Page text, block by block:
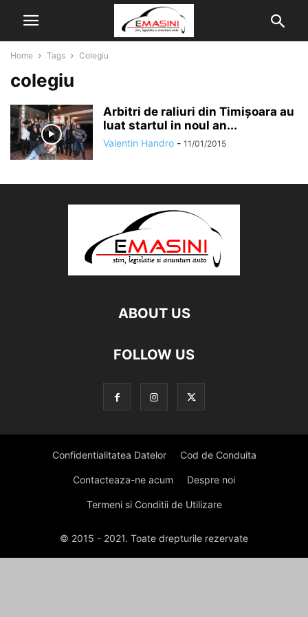
Home Tags Colegiu
colegiu
Arbitri de raliuri din Timișoara au
luat startul in noul an...
Valentin Handro - 11/01/2015
ABOUT US
FOLLOW US
Confidentialitatea Datelor Cod de Conduita
Contacteaza-ne acum Despre noi
Termeni si Conditii de Utilizare
© 2015 - 2021. Toate drepturile rezervate